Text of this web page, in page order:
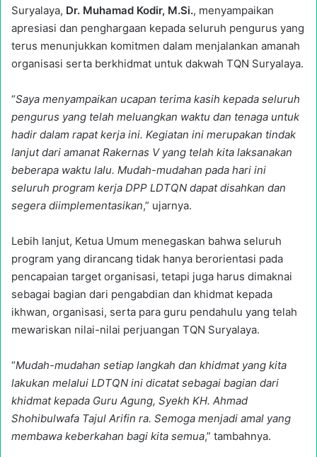
Suryalaya, Dr. Muhamad Kodir, M.Si., menyampaikan
apresiasi dan penghargaan kepada seluruh pengurus yang
terus menunjukkan komitmen dalam menjalankan amanah
organisasi serta berkhidmat untuk dakwah TQN Suryalaya.
“Saya menyampaikan ucapan terima kasih kepada seluruh
pengurus yang telah meluangkan waktu dan tenaga untuk
hadir dalam rapat kerja ini. Kegiatan ini merupakan tindak
lanjut dari amanat Rakernas V yang telah kita laksanakan
beberapa waktu lalu. Mudah-mudahan pada hari ini
seluruh program kerja DPP LDTQN dapat disahkan dan
segera diimplementasikan,” ujarnya.
Lebih lanjut, Ketua Umum menegaskan bahwa seluruh
program yang dirancang tidak hanya berorientasi pada
pencapaian target organisasi, tetapi juga harus dimaknai
sebagai bagian dari pengabdian dan khidmat kepada
ikhwan, organisasi, serta para guru pendahulu yang telah
mewariskan nilai-nilai perjuangan TQN Suryalaya.
“Mudah-mudahan setiap langkah dan khidmat yang kita
lakukan melalui LDTQN ini dicatat sebagai bagian dari
khidmat kepada Guru Agung, Syekh KH. Ahmad
Shohibulwafa Tajul Arifin ra. Semoga menjadi amal yang
membawa keberkahan bagi kita semua,” tambahnya.